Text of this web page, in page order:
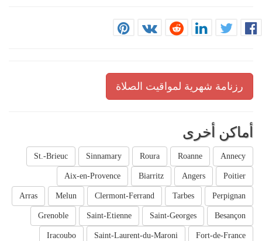
رزنامة شهرية لمواقيت الصلاة
أماكن أخرى
Annecy
Roanne
Roura
Sinnamary
St.-Brieuc
Poitier
Angers
Biarritz
Aix-en-Provence
Perpignan
Tarbes
Clermont-Ferrand
Melun
Arras
Besançon
Saint-Georges
Saint-Etienne
Grenoble
Fort-de-France
Saint-Laurent-du-Maroni
Iracoubo